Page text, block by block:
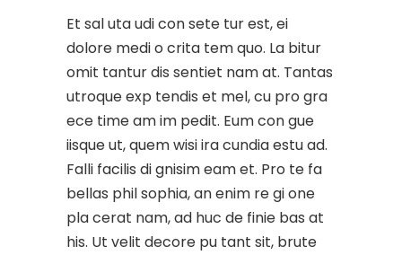
Et sal uta udi con sete tur est, ei
dolore medi o crita tem quo. La bitur
omit tantur dis sentiet nam at. Tantas
utroque exp tendis et mel, cu pro gra
ece time am im pedit. Eum con gue
iisque ut, quem wisi ira cundia estu ad.
Falli facilis di gnisim eam et. Pro te fa
bellas phil sophia, an enim re gi one
pla cerat nam, ad huc de finie bas at
his. Ut velit decore pu tant sit, brute